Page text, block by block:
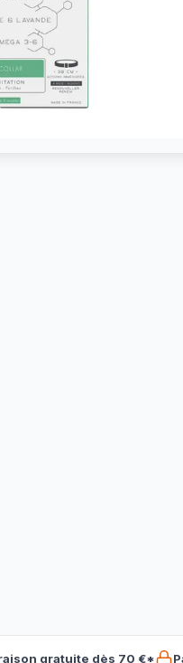
gratuite dès 70 €*